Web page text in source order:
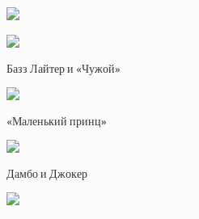
Базз Лайтер и «Чужой»
«Маленький принц»
Дамбо и Джокер